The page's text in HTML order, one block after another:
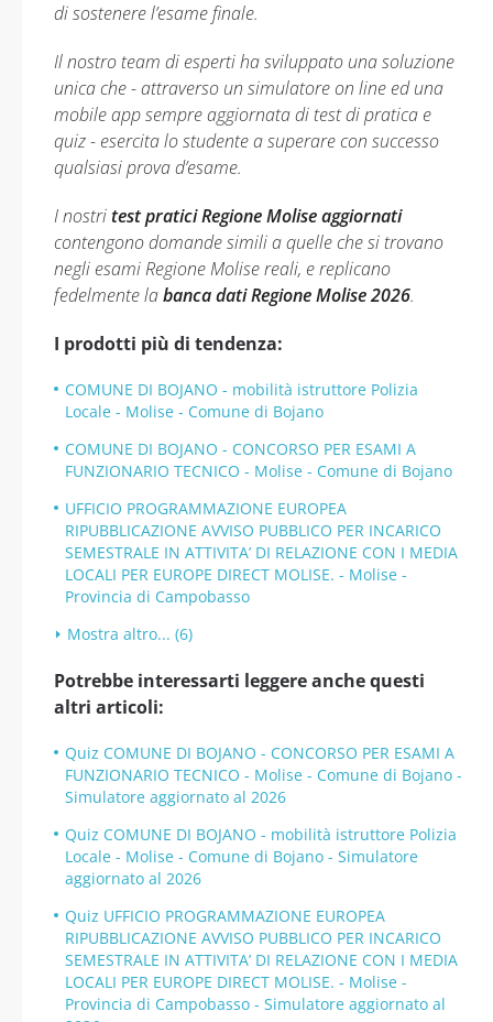
di sostenere l’esame finale.
Il nostro team di esperti ha sviluppato una soluzione
unica che - attraverso un simulatore on line ed una
mobile app sempre aggiornata di test di pratica e
quiz - esercita lo studente a superare con successo
qualsiasi prova d’esame.
I nostri test pratici Regione Molise aggiornati
contengono domande simili a quelle che si trovano
negli esami Regione Molise reali, e replicano
fedelmente labanca dati Regione Molise 2026.
I prodotti più di tendenza:
COMUNE DI BOJANO - mobilità istruttore Polizia
Locale - Molise - Comune di Bojano
COMUNE DI BOJANO - CONCORSO PER ESAMI A
FUNZIONARIO TECNICO - Molise - Comune di Bojano
UFFICIO PROGRAMMAZIONE EUROPEA
RIPUBBLICAZIONE AVVISO PUBBLICO PER INCARICO
SEMESTRALE IN ATTIVITA’ DI RELAZIONE CON I MEDIA
LOCALI PER EUROPE DIRECT MOLISE. - Molise -
Provincia di Campobasso
Mostra altro... (6)
Potrebbe interessarti leggere anche questi
altri articoli:
Quiz COMUNE DI BOJANO - CONCORSO PER ESAMI A
FUNZIONARIO TECNICO - Molise - Comune di Bojano -
Simulatore aggiornato al 2026
Quiz COMUNE DI BOJANO - mobilità istruttore Polizia
Locale - Molise - Comune di Bojano - Simulatore
aggiornato al 2026
Quiz UFFICIO PROGRAMMAZIONE EUROPEA
RIPUBBLICAZIONE AVVISO PUBBLICO PER INCARICO
SEMESTRALE IN ATTIVITA’ DI RELAZIONE CON I MEDIA
LOCALI PER EUROPE DIRECT MOLISE. - Molise -
Provincia di Campobasso - Simulatore aggiornato al